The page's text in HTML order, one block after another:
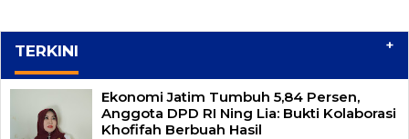
TERKINI +
Ekonomi Jatim Tumbuh 5,84 Persen,
Anggota DPD RI Ning Lia: Bukti Kolaborasi
Khofifah Berbuah Hasil